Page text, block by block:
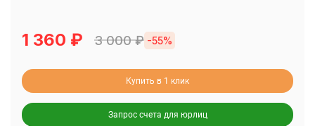
1 360 ₽ 3 000₽ -55%
Купить в 1 клик
Запрос счета для юрлиц